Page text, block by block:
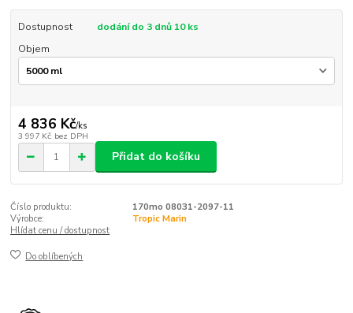
Dostupnost
dodání do 3 dnů 10 ks
Objem
4 836 Kč/ks
3 997 Kč bez DPH
Přidat do košíku
Číslo produktu:
170mo 08031-2097-11
Výrobce:
Tropic Marin
Hlídat cenu / dostupnost
Do oblíbených